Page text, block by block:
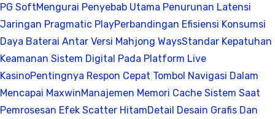
PG SoftMengurai Penyebab Utama Penurunan Latensi
Jaringan Pragmatic PlayPerbandingan Efisiensi Konsumsi
Daya Baterai Antar Versi Mahjong WaysStandar Kepatuhan
Keamanan Sistem Digital Pada Platform Live
KasinoPentingnya Respon Cepat Tombol Navigasi Dalam
Mencapai MaxwinManajemen Memori Cache Sistem Saat
Pemrosesan Efek Scatter HitamDetail Desain Grafis Dan